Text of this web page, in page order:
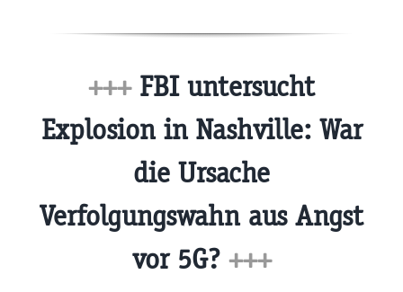
+++FBI untersucht
Explosion in Nashville: War
die Ursache
Verfolgungswahn aus Angst
vor 5G? +++